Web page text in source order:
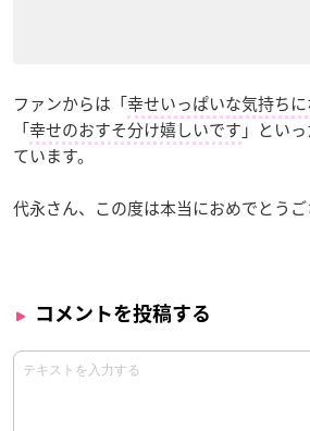
ファンからは「幸せいっぱいな気持ち
「幸せのおすそ分け嬉しいです 」とい
ています。
代永さん、この度は本当におめでとうご
コメントを投稿する